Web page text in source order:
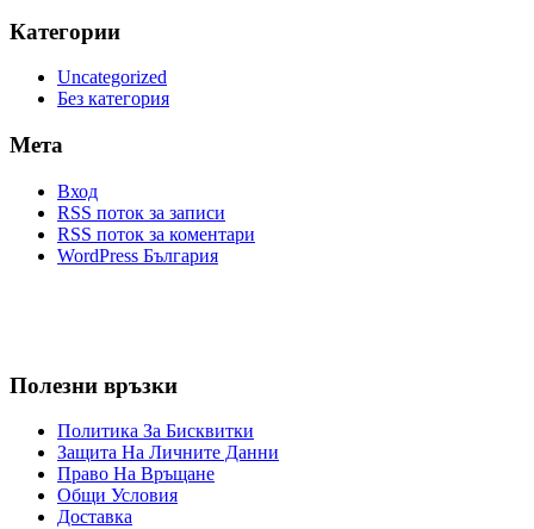
Категории
Uncategorized
Без категория
Мета
Вход
RSS поток за записи
RSS поток за коментари
WordPress България
Полезни връзки
Политика За Бисквитки
Защита На Личните Данни
Право На Връщане
Общи Условия
Доставка